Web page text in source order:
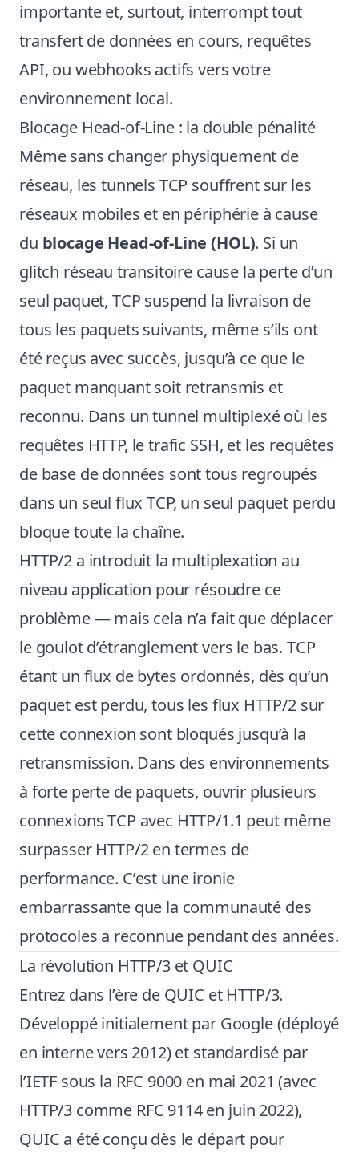
importante et, surtout, interrompt tout
transfert de données en cours, requêtes
API, ou webhooks actifs vers votre
environnement local.
Blocage Head-of-Line : la double pénalité
Même sans changer physiquement de
réseau, les tunnels TCP souffrent sur les
réseaux mobiles et en périphérie à cause
du blocage Head-of-Line (HOL). Si un
glitch réseau transitoire cause la perte d’un
seul paquet, TCP suspend la livraison de
tous les paquets suivants, même s’ils ont
été reçus avec succès, jusqu’à ce que le
paquet manquant soit retransmis et
reconnu. Dans un tunnel multiplexé où les
requêtes HTTP, le trafic SSH, et les requêtes
de base de données sont tous regroupés
dans un seul flux TCP, un seul paquet perdu
bloque toute la chaîne.
HTTP/2 a introduit la multiplexation au
niveau application pour résoudre ce
problème — mais cela n’a fait que déplacer
le goulot d’étranglement vers le bas. TCP
étant un flux de bytes ordonnés, dès qu’un
paquet est perdu, tous les flux HTTP/2 sur
cette connexion sont bloqués jusqu’à la
retransmission. Dans des environnements
à forte perte de paquets, ouvrir plusieurs
connexions TCP avec HTTP/1.1 peut même
surpasser HTTP/2 en termes de
performance. C’est une ironie
embarrassante que la communauté des
protocoles a reconnue pendant des années.
La révolution HTTP/3 et QUIC
Entrez dans l’ère de QUIC et HTTP/3.
Développé initialement par Google (déployé
en interne vers 2012) et standardisé par
l’IETF sous la RFC 9000 en mai 2021 (avec
HTTP/3 comme RFC 9114 en juin 2022),
QUIC a été conçu dès le départ pour